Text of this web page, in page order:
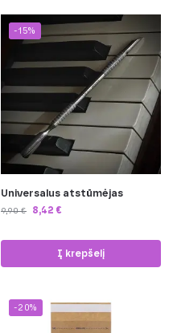
-15%
Universalus atstūmėjas
9,90€ 8,42 €
Į krepšelį
-20%